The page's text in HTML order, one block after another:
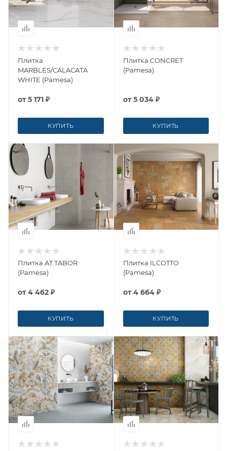
Плитка
MARBLES/CALACATA
WHITE (Pamesa)
от5 171 ₽
КУПИТЬ
Плитка CONCRET
(Pamesa)
от5 034 ₽
КУПИТЬ
Плитка AT.TABOR
(Pamesa)
от4 462 ₽
КУПИТЬ
Плитка ILCOTTO
(Pamesa)
от4 664 ₽
КУПИТЬ